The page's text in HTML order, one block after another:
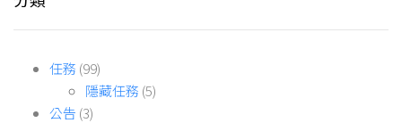
任務 (99)
隱藏任務 (5)
公告 (3)